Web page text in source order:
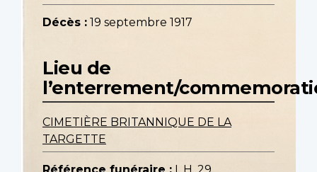
Décès : 19 septembre 1917
Lieu de
l’enterrement/
CIMETIÈRE BRITANNIQUE DE LA
TARGETTE